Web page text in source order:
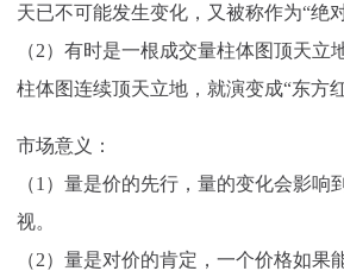
天已不可能发生变化，又被称作为“绝
（2）有时是一根成交量柱体图顶天
柱体图连续顶天立地，就演变成“东方
市场意义：
（1）量是价的先行，量的变化会影
视。
（2）量是对价的肯定，一个价格如